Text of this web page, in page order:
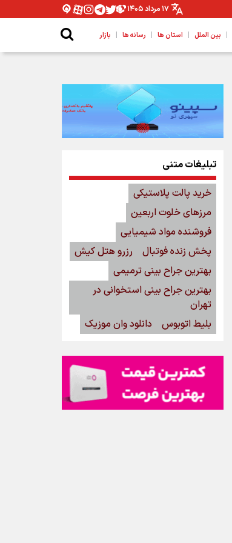
۱۷ مرداد ۱۴۰۵
| بین الملل | استان ها | رسانه ها | بازار
تبلیغات متنی
خرید پالت پلاستیکی
مرزهای خلوت اربعین
فروشنده مواد شیمیایی
پخش زنده فوتبال
رزرو هتل کیش
بهترین جراح بینی ترمیمی
بهترین جراح بینی استخوانی در
تهران
بلیط اتوبوس
دانلود وان موزیک